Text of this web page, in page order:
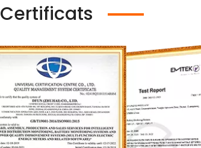
Certificats